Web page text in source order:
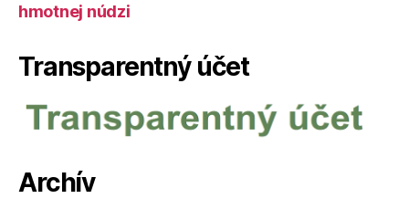
hmotnej núdzi
Transparentný účet
Archív